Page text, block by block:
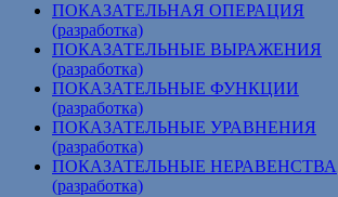
ПОКАЗАТЕЛЬНАЯ ОПЕРАЦИЯ
(разработка)
ПОКАЗАТЕЛЬНЫЕ ВЫРАЖЕНИЯ
(разработка)
ПОКАЗАТЕЛЬНЫЕ ФУНКЦИИ
(разработка)
ПОКАЗАТЕЛЬНЫЕ УРАВНЕНИЯ
(разработка)
ПОКАЗАТЕЛЬНЫЕ НЕРАВЕНСТВА
(разработка)